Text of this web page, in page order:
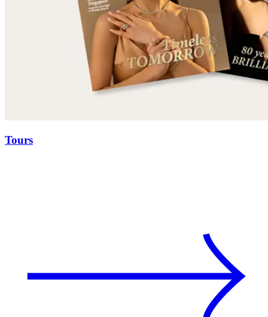
Tours